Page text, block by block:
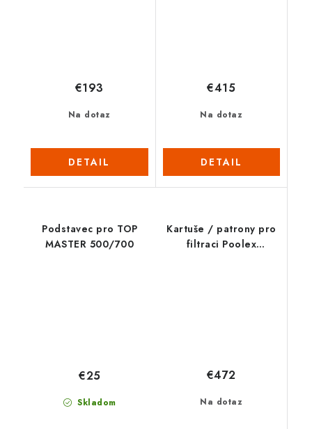
Na dotaz
€193
DETAIL
Na dotaz
€415
DETAIL
Podstavec pro TOP
MASTER 500/700
Skladom
€25
Kartuše / patrony pro
filtraci Poolex
Na dotaz
€472